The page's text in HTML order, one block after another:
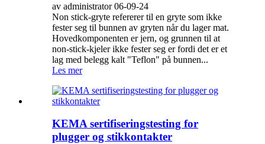
av administrator 06-09-24
Non stick-gryte refererer til en gryte som ikke
fester seg til bunnen av gryten når du lager mat.
Hovedkomponenten er jern, og grunnen til at
non-stick-kjeler ikke fester seg er fordi det er et
lag med belegg kalt "Teflon" på bunnen...
Les mer
KEMA sertifiseringstesting for
plugger og stikkontakter